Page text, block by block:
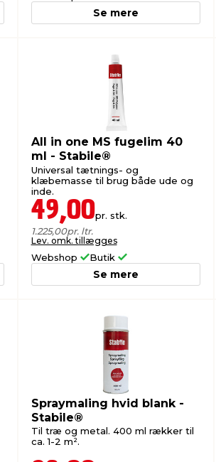
Se mere
All in one MS fugelim 40
ml - Stabile®
Universal tætnings- og
klæbemasse til brug både ude og
inde.
49,00pr. stk.
1.225,00pr. ltr.
Lev. omk. tillægges
Webshop Butik
Se mere
Spraymaling hvid blank -
Stabile®
Til træ og metal. 400 ml rækker til
ca. 1-2 m².